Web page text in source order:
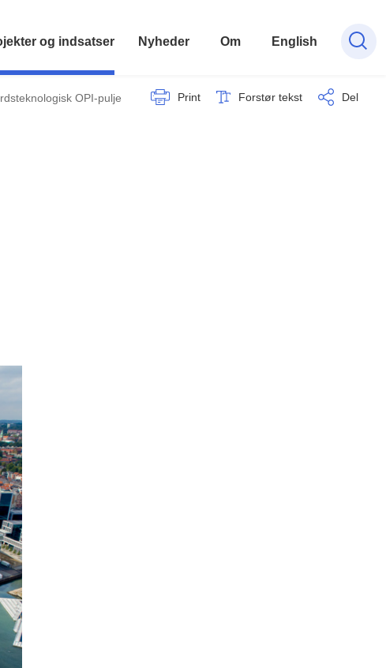
og indsatser Nyheder Om English
OPI-pulje
Print Forstør tekst Del